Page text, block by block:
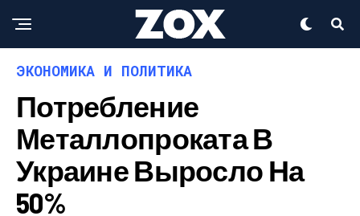
ЭКОНОМИКА И ПОЛИТИКА
Потребление
Металлопроката В
Украине Выросло На
50%